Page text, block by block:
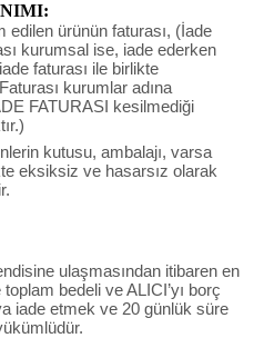
edilen ürünün faturası, (İade
kurumsal ise, iade ederken
faturası ile birlikte
kurumlar adına
FATURASI kesilmediği
kutusu, ambalajı, varsa
eksiksiz ve hasarsız olarak
ulaşmasından itibaren en
bedeli ve ALICI’yı borç
iade etmek ve 20 günlük süre